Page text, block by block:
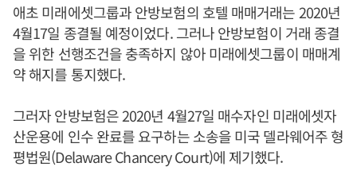
애초 미래에셋그룹과 안방보험의 호텔 매매거래는 2020년
4월17일 종결될 예정이었다. 그러나 안방보험이 거래 종결
을 위한 선행조건을 충족하지 않아 미래에셋그룹이 매매계
약 해지를 통지했다.
그러자 안방보험은 2020년 4월27일 매수자인 미래에셋자
산운용에 인수 완료를 요구하는 소송을 미국 델라웨어주 형
평법원(Delaware Chancery Court)에 제기했다.